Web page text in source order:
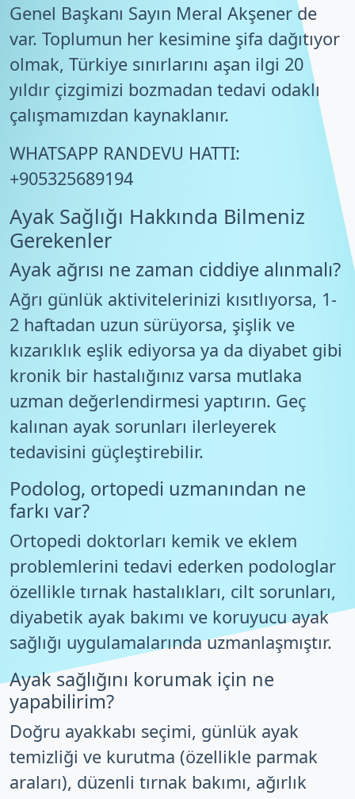
Genel Başkanı Sayın Meral Akşener de
var. Toplumun her kesimine şifa dağıtıyor
olmak, Türkiye sınırlarını aşan ilgi 20
yıldır çizgimizi bozmadan tedavi odaklı
çalışmamızdan kaynaklanır.
WHATSAPP RANDEVU HATTI:
+905325689194
Ayak Sağlığı Hakkında Bilmeniz
Gerekenler
Ayak ağrısı ne zaman ciddiye alınmalı?
Ağrı günlük aktivitelerinizi kısıtlıyorsa, 1-
2 haftadan uzun sürüyorsa, şişlik ve
kızarıklık eşlik ediyorsa ya da diyabet gibi
kronik bir hastalığınız varsa mutlaka
uzman değerlendirmesi yaptırın. Geç
kalınan ayak sorunları ilerleyerek
tedavisini güçleştirebilir.
Podolog, ortopedi uzmanından ne
farkı var?
Ortopedi doktorları kemik ve eklem
problemlerini tedavi ederken podologlar
özellikle tırnak hastalıkları, cilt sorunları,
diyabetik ayak bakımı ve koruyucu ayak
sağlığı uygulamalarında uzmanlaşmıştır.
Ayak sağlığını korumak için ne
yapabilirim?
Doğru ayakkabı seçimi, günlük ayak
temizliği ve kurutma (özellikle parmak
araları), düzenli tırnak bakımı, ağırlık